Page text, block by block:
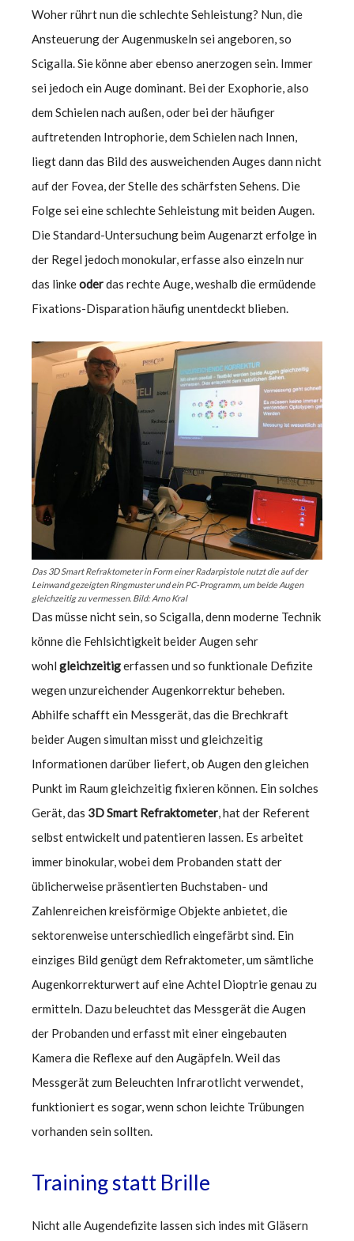
Woher rührt nun die schlechte Sehleistung? Nun, die
Ansteuerung der Augenmuskeln sei angeboren, so
Scigalla. Sie könne aber ebenso anerzogen sein. Immer
sei jedoch ein Auge dominant. Bei der Exophorie, also
dem Schielen nach außen, oder bei der häufiger
auftretenden Introphorie, dem Schielen nach Innen,
liegt dann das Bild des ausweichenden Auges dann nicht
auf der Fovea, der Stelle des schärfsten Sehens. Die
Folge sei eine schlechte Sehleistung mit beiden Augen.
Die Standard-Untersuchung beim Augenarzt erfolge in
der Regel jedoch monokular, erfasse also einzeln nur
das linkeoderdas rechte Auge, weshalb die ermüdende
Fixations-Disparation häufig unentdeckt blieben.
Das 3D Smart Refraktometer in Form einer Radarpistole nutzt die auf der
Leinwand gezeigten Ringmuster und ein PC-Programm, um beide Augen
gleichzeitig zu vermessen. Bild: Arno Kral
Das müsse nicht sein, so Scigalla, denn moderne Technik
könne die Fehlsichtigkeit beider Augen sehr
wohl gleichzeitigerfassen und so funktionale Defizite
wegen unzureichender Augenkorrektur beheben.
Abhilfe schafft ein Messgerät, das die Brechkraft
beider Augen simultan misst und gleichzeitig
Informationen darüber liefert, ob Augen den gleichen
Punkt im Raum gleichzeitig fixieren können. Ein solches
Gerät, das 3D Smart Refraktometer, hat der Referent
selbst entwickelt und patentieren lassen. Es arbeitet
immer binokular, wobei dem Probanden statt der
üblicherweise präsentierten Buchstaben- und
Zahlenreichen kreisförmige Objekte anbietet, die
sektorenweise unterschiedlich eingefärbt sind. Ein
einziges Bild genügt dem Refraktometer, um sämtliche
Augenkorrekturwert auf eine Achtel Dioptrie genau zu
ermitteln. Dazu beleuchtet das Messgerät die Augen
der Probanden und erfasst mit einer eingebauten
Kamera die Reflexe auf den Augäpfeln. Weil das
Messgerät zum Beleuchten Infrarotlicht verwendet,
funktioniert es sogar, wenn schon leichte Trübungen
vorhanden sein sollten.
Training statt Brille
Nicht alle Augendefizite lassen sich indes mit Gläsern